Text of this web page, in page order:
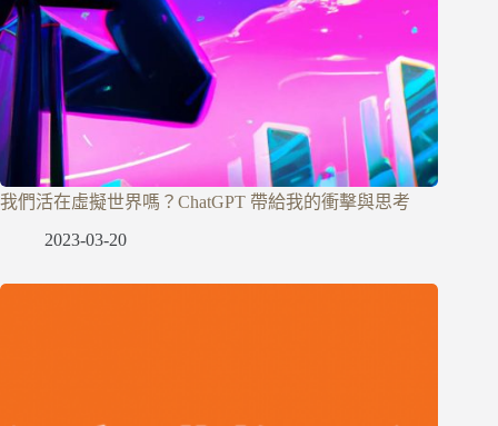
我們活在虛擬世界嗎？ChatGPT 帶給我的衝擊與思考
2023-03-20